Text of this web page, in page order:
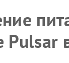
Pulsar